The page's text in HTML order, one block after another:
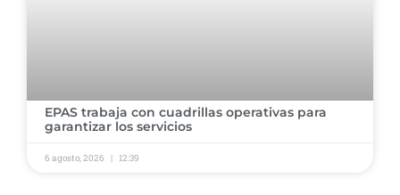
​EPAS trabaja con cuadrillas operativas para
garantizar los servicios ​
6 agosto, 2026 12:39